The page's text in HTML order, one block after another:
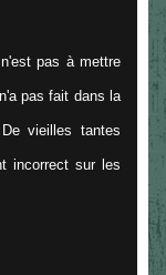
pas à mettre
pas fait dans la
vieilles tantes
incorrect sur les